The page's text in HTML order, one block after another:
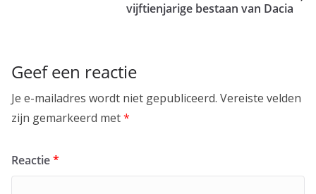
vijftienjarige bestaan van Dacia
Geef een reactie
Je e-mailadres wordt niet gepubliceerd. Vereiste velden
zijn gemarkeerd met*
Reactie*